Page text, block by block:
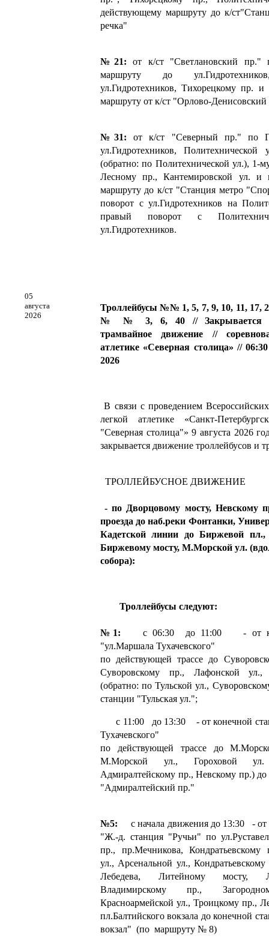
действующему маршруту до к/
речка"
№21: от к/ст "Светлановский пр."
маршруту до
ул.Гидротехников, Тихорецкому пр.
маршруту от к/ст "Орлово-
№31: от к/ст "Северный пр." по
ул.Гидротехников, Политехнической
(обратно: по Политехнической ул.), 1-
Лесному пр., Кантемировской ул. и
маршруту до к/ст "Станция метро
поворот с ул.Гидротехников на
правый поворот с
ул.Гидротехников.
05
августа
2026
Троллейбусы №№ 1, 5, 7, 9, 10, 11, 17,
№ № 3, 6, 40 // Закрывается
трамвайное движение //
атлетике «Северная столица» //
2026
В связи с проведением
легкой атлетике «Санкт-
"Северная столица"» 9 августа 2026
закрывается движение троллейбусов и
ТРОЛЛЕЙБУСНОЕ ДВИЖЕНИЕ
- по Дворцовому мосту, Невскому
проезда до наб.реки Фонтанки,
Кадетской линии до Биржевой пл.,
Биржевому мосту, М.Морской ул.
собора):
Троллейбусы следуют:
№1: с 06:30 до 11:00 - от
"ул.Маршала Тухачевского"
по действующей трассе до
Суворовскому пр., Лафонской ул.,
(обратно: по Тульской ул.,
станции "Тульская ул.";
с 11:00 до 13:30 - от конечной
Тухачевского"
по действующей трассе до
М.Морской ул., Гороховой
Адмиралтейскому пр., Невскому пр.) до
"Адмиралтейский пр."
№5: с начала движения до 13:30 - от
"Ж.-д. станция "Ручьи" по
пр., пр.Мечникова, Кондратьевскому
ул., Арсенальной ул.,
Лебедева, Литейному мосту,
Владимирскому пр.,
Красноармейской ул., Троицкому пр.,
пл.Балтийского вокзала до конечной
вокзал" (по маршруту № 8)